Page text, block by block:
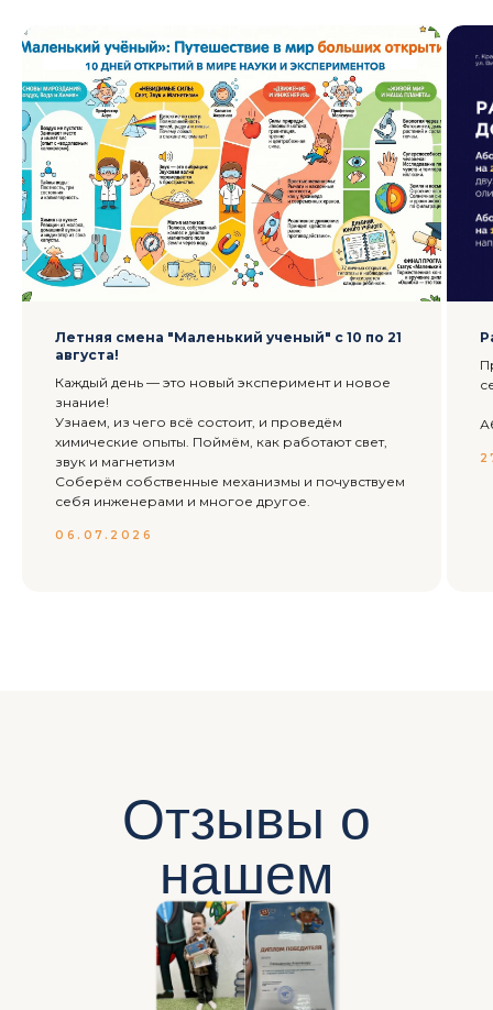
Летняя смена "Маленький ученый" с 10 по 21
августа!
Каждый день — это новый эксперимент и новое
знание!
Узнаем, из чего всё состоит, и проведём
химические опыты. Поймём, как работают свет,
звук и магнетизм
Соберём собственные механизмы и почувствуем
себя инженерами и многое другое.
06.07.2026
Отзывы о
нашем
клубе